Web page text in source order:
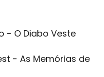
- O Diabo Veste
- As Memórias de